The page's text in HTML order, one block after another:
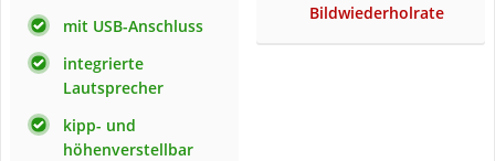
mit USB-Anschluss
integrierte
Lautsprecher
kipp- und
höhenverstellbar
Bildwiederholrate